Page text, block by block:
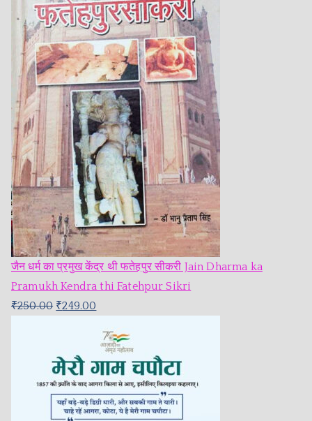
जैन धर्म का प्रमुख केंद्र थी फतेहपुर सीकरी Jain Dharma ka
Pramukh Kendra thi Fatehpur Sikri
₹250.00 ₹249.00